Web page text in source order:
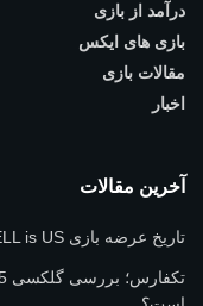
درآمد از بازی
بازی های ایکس
مقالات بازی
اخبار
آخرین مقالات
تاریخ عرضه بازی HELL is US فاش شد